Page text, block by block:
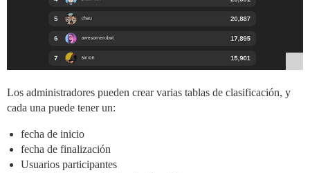
Los administradores pueden crear varias tablas de clasificación, y
cada una puede tener un:
fecha de inicio
fecha de finalización
Usuarios participantes